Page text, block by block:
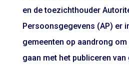
en de toezichthouder
Persoonsgegevens (AP) er
gemeenten op aandrong
gaan met het publiceren van